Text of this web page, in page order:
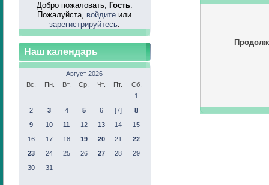
Добро пожаловать, Гость.
Пожалуйста, войдите или
зарегистрируйтесь.
Наш календарь
Август 2026
Вс.
Пн. Вт. Ср. Чт. Пт.
Сб.
1
2
3 4 5 6 [7]
8
9
10 11 12 13 14
15
16
17 18 19 20 21
22
23
24 25 26 27 28
29
30
31